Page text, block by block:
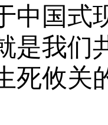
中国式
是我们
死攸